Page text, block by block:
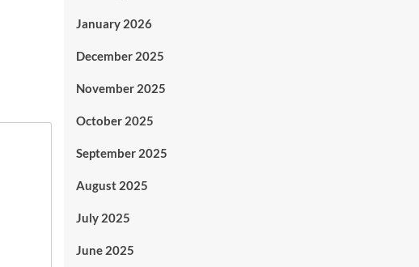
January 2026
December 2025
November 2025
October 2025
September 2025
August 2025
July 2025
June 2025